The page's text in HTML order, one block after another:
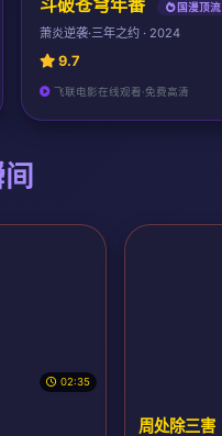
国漫顶流
萧炎逆袭·三年之约 · 2024
9.7
飞联电影在线观看·免费高清
02:35
周处除三害